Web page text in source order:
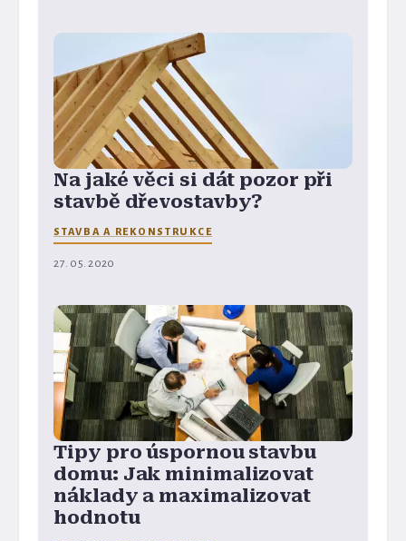
Na jaké věci si dát pozor při
stavbě dřevostavby?
STAVBA A REKONSTRUKCE
27. 05. 2020
Tipy pro úspornou stavbu
domu: Jak minimalizovat
náklady a maximalizovat
hodnotu